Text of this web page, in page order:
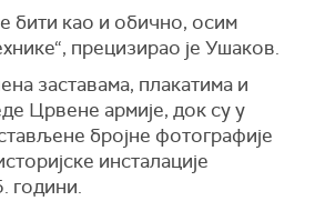
бити као и обично, осим
прецизирао је Ушаков.
заставама, плакатима и
Црвене армије, док су у
бројне фотографије
инсталације
години.